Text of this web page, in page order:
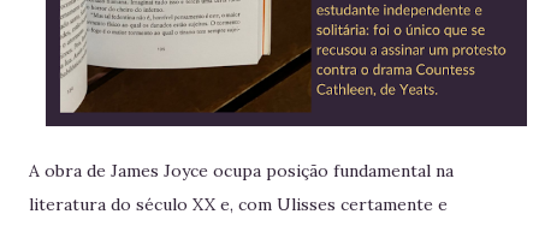
A obra de James Joyce ocupa posição fundamental na
literatura do século XX e, com Ulisses certamente e